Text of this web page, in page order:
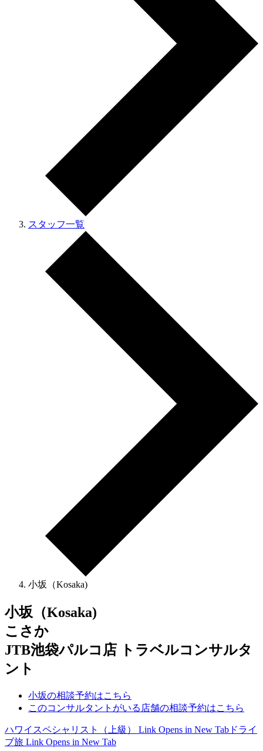
スタッフ一覧
小坂（Kosaka)
小坂（Kosaka)
こさか
JTB池袋パルコ店 トラベルコンサルタ
ント
小坂の相談予約はこちら
このコンサルタントがいる店舗の相談予約はこちら
ハワイスペシャリスト（上級） Link Opens in New Tab ドライ
ブ旅 Link Opens in New Tab